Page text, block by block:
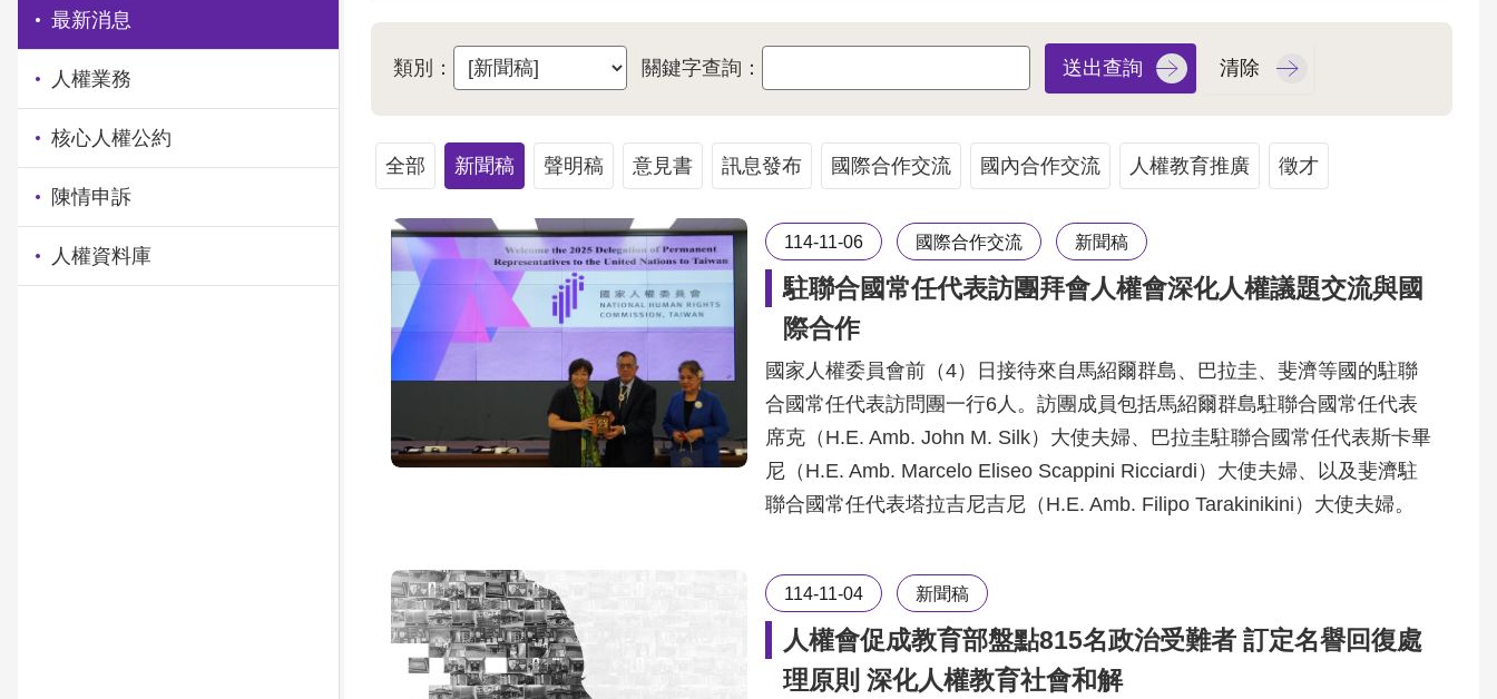
最新消息
人權業務
核心人權公約
陳情申訴
人權資料庫
類別： 關鍵字查詢：
全部 新聞稿 聲明稿 意見書 訊息發布 國際合作交流 國內合作交流 人權教育推廣 徵才
114-11-06 國際合作交流 新聞稿
駐聯合國常任代表訪團拜會人權會深化人權議題交流與國
際合作
國家人權委員會前（4）日接待來自馬紹爾群島、巴拉圭、斐濟等國的駐聯
合國常任代表訪問團一行6人。訪團成員包括馬紹爾群島駐聯合國常任代表
席克（H.E. Amb. John M. Silk）大使夫婦、巴拉圭駐聯合國常任代表斯卡畢
尼（H.E. Amb. Marcelo Eliseo Scappini Ricciardi）大使夫婦、以及斐濟駐
聯合國常任代表塔拉吉尼吉尼（H.E. Amb. Filipo Tarakinikini）大使夫婦。
114-11-04 新聞稿
人權會促成教育部盤點815名政治受難者 訂定名譽回復處
理原則 深化人權教育社會和解